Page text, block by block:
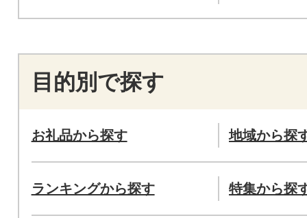
目的別で探す
お礼品から探す 地域から探
ランキングから探す 特集から探